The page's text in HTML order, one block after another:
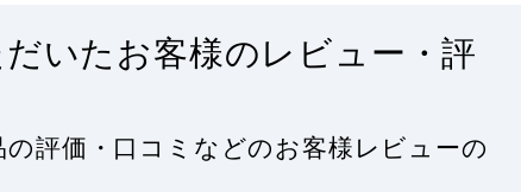
いたお客様のレビュー・評
評価・口コミなどのお客様レビューの